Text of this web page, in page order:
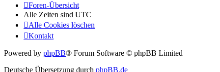
Foren-Übersicht
Alle Zeiten sind UTC
Alle Cookies löschen
Kontakt
Powered by phpBB® Forum Software © phpBB Limited
Deutsche Übersetzung durch phpBB.de